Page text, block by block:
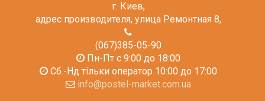
г. Киев,
адрес производителя, улица Ремонтная 8,
(067)385-05-90
Пн-Пт с 9:00 до 18:00
Сб.-Нд тільки оператор 10:00 до 17:00
info@postel-market.com.ua